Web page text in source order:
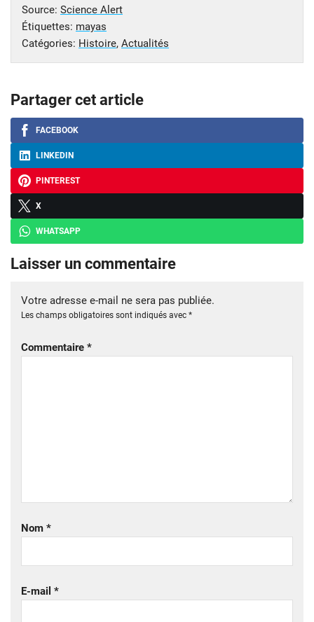
Source: Science Alert
Étiquettes: mayas
Catégories: Histoire, Actualités
Partager cet article
FACEBOOK
LINKEDIN
PINTEREST
X
WHATSAPP
Laisser un commentaire
Votre adresse e-mail ne sera pas publiée.
Les champs obligatoires sont indiqués avec *
Commentaire *
Nom *
E-mail *